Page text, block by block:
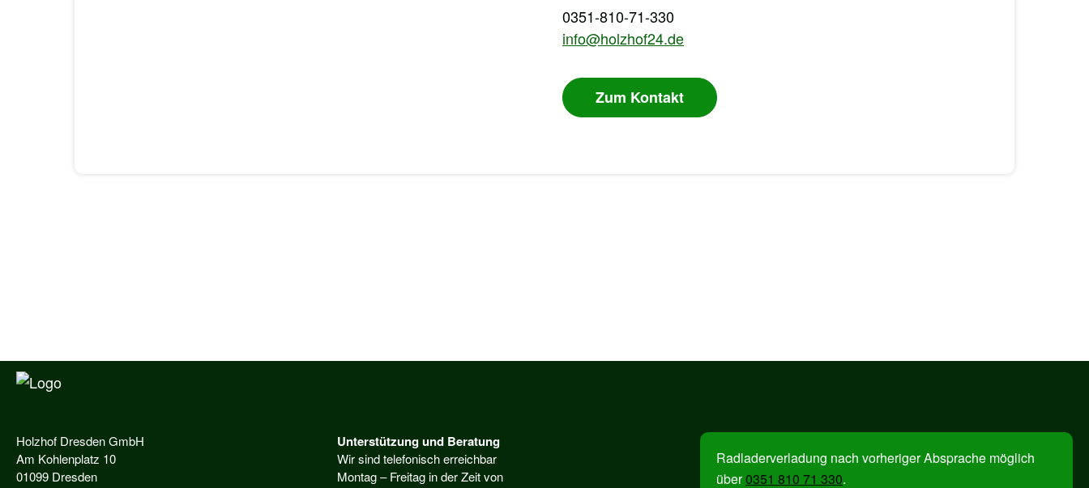
0351-810-71-330
info@holzhof24.de
Zum Kontakt
Holzhof Dresden GmbH
Am Kohlenplatz 10
01099 Dresden
Unterstützung und Beratung
Wir sind telefonisch erreichbar
Montag – Freitag in der Zeit von
Radladerverladung nach vorheriger Absprache möglich
über0351 810 71 330.